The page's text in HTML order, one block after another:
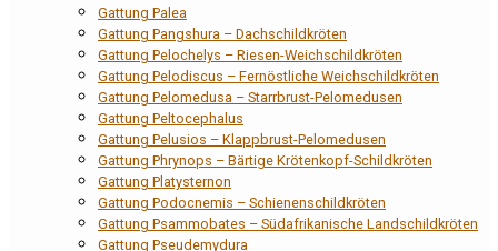
Gattung Palea
Gattung Pangshura – Dachschildkröten
Gattung Pelochelys – Riesen-Weichschildkröten
Gattung Pelodiscus – Fernöstliche Weichschildkröten
Gattung Pelomedusa – Starrbrust-Pelomedusen
Gattung Peltocephalus
Gattung Pelusios – Klappbrust-Pelomedusen
Gattung Phrynops – Bärtige Krötenkopf-Schildkröten
Gattung Platysternon
Gattung Podocnemis – Schienenschildkröten
Gattung Psammobates – Südafrikanische Landschildkröten
Gattung Pseudemydura